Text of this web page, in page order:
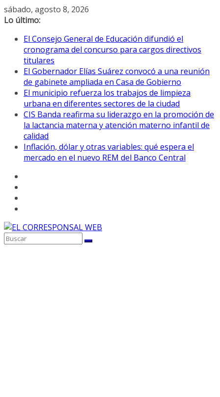
Saltar
al
sábado, agosto 8, 2026
Lo último:
El Consejo General de Educación difundió el
cronograma del concurso para cargos directivos
titulares
El Gobernador Elías Suárez convocó a una reunión
de gabinete ampliada en Casa de Gobierno
El municipio refuerza los trabajos de limpieza
urbana en diferentes sectores de la ciudad
CIS Banda reafirma su liderazgo en la promoción de
la lactancia materna y atención materno infantil de
calidad
Inflación, dólar y otras variables: qué espera el
mercado en el nuevo REM del Banco Central